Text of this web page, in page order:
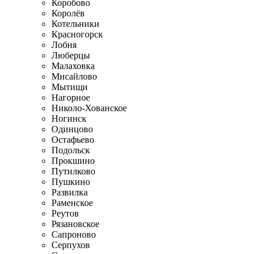
Коробово
Королёв
Котельники
Красногорск
Лобня
Люберцы
Малаховка
Мисайлово
Мытищи
Нагорное
Николо-Хованское
Ногинск
Одинцово
Остафьево
Подольск
Прокшино
Путилково
Пушкино
Развилка
Раменское
Реутов
Рязановское
Сапроново
Серпухов